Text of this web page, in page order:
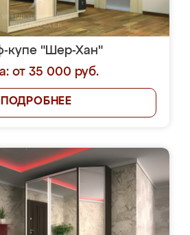
купе "Шер-Хан"
от 35 000 руб.
ПОДРОБНЕЕ